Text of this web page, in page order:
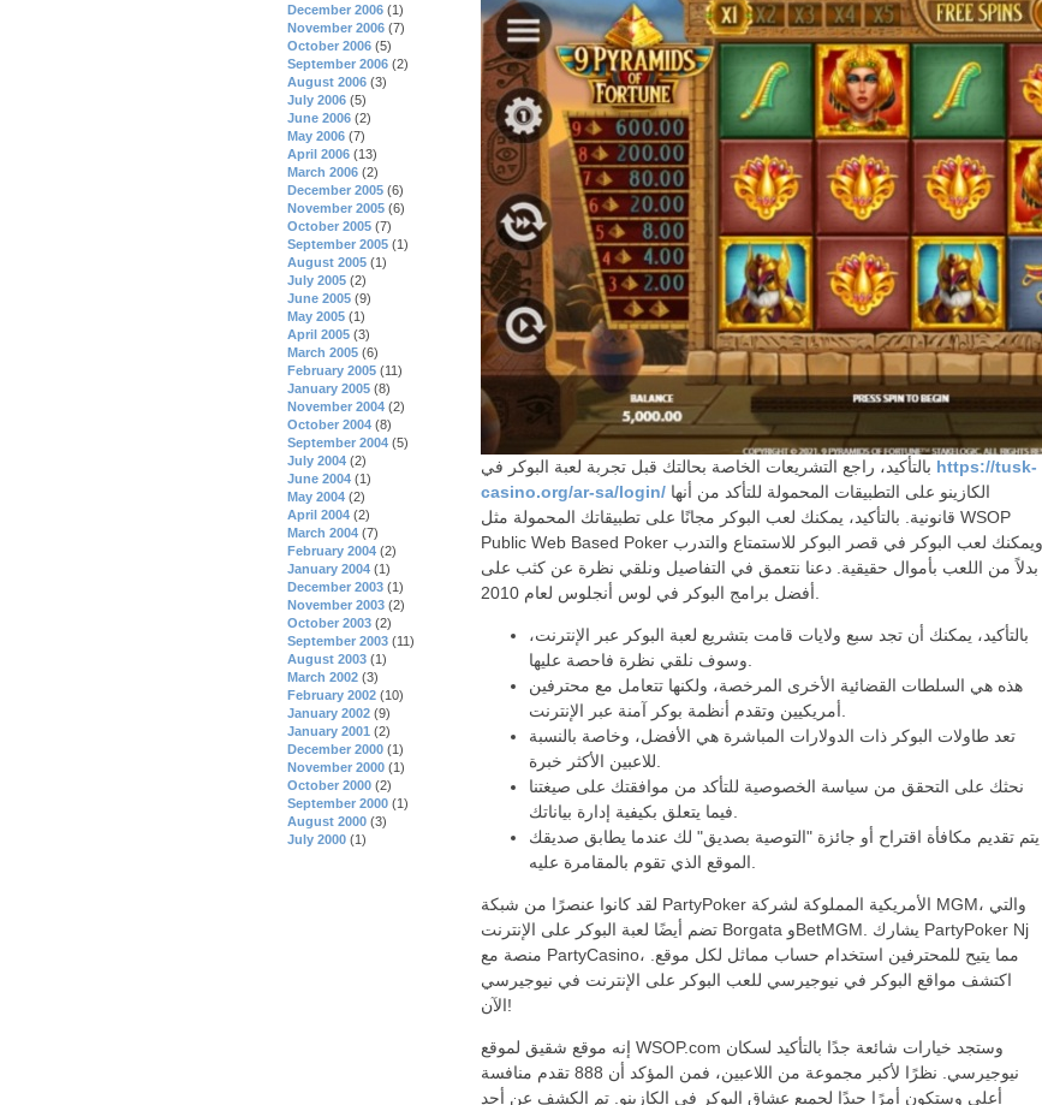
https://tusk-
casino.org/ar-sa/login/
قانونية. بالتأكيد، يمكنك لعب البوكر مجانًا على تطبيقاتك المحمولة مثل WSOP
Public Web Based Poker ويمكنك لعب البوكر في قصر البوكر للاستمتاع والتدرب
بدلاً من اللعب بأموال حقيقية. دعنا نتعمق في التفاصيل ونلقي نظرة عن كثب على
بالتأكيد، يمكنك أن تجد سبع ولايات قامت بتشريع لعبة البوكر عبر الإنترنت،
هذه هي السلطات القضائية الأخرى المرخصة، ولكنها تتعامل مع محترفين
تعد طاولات البوكر ذات الدولارات المباشرة هي الأفضل، وخاصة بالنسبة
نحثك على التحقق من سياسة الخصوصية للتأكد من موافقتك على صيغتنا
يتم تقديم مكافأة اقتراح أو جائزة "التوصية بصديق" لك عندما يطابق صديقك
لقد كانوا عنصرًا من شبكة PartyPoker الأمريكية المملوكة لشركة MGM، والتي
تضم أيضًا لعبة البوكر على الإنترنت Borgata وBetMGM. يشارك PartyPoker Nj
منصة مع PartyCasino، مما يتيح للمحترفين استخدام حساب مماثل لكل موقع.
اكتشف مواقع البوكر في نيوجيرسي للعب البوكر على الإنترنت في نيوجيرسي
الآن!
إنه موقع شقيق لموقع WSOP.com وستجد خيارات شائعة جدًا بالتأكيد لسكان
نيوجيرسي. نظرًا لأكبر مجموعة من اللاعبين، فمن المؤكد أن 888 تقدم منافسة
أعلى وستكون أمرًا جيدًا لجميع عشاق البوكر في الكازينو. تم الكشف عن أحد
December 2006 (1)
November 2006 (7)
October 2006 (5)
September 2006 (2)
August 2006 (3)
July 2006 (5)
June 2006 (2)
May 2006 (7)
April 2006 (13)
March 2006 (2)
December 2005 (6)
November 2005 (6)
October 2005 (7)
September 2005 (1)
August 2005 (1)
July 2005 (2)
June 2005 (9)
May 2005 (1)
April 2005 (3)
March 2005 (6)
February 2005 (11)
January 2005 (8)
November 2004 (2)
October 2004 (8)
September 2004 (5)
July 2004 (2)
June 2004 (1)
May 2004 (2)
April 2004 (2)
March 2004 (7)
February 2004 (2)
January 2004 (1)
December 2003 (1)
November 2003 (2)
October 2003 (2)
September 2003 (11)
August 2003 (1)
March 2002 (3)
February 2002 (10)
January 2002 (9)
January 2001 (2)
December 2000 (1)
November 2000 (1)
October 2000 (2)
September 2000 (1)
August 2000 (3)
July 2000 (1)